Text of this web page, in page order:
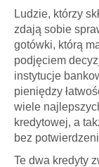
Ludzie, którzy
zdają sobie
gotówki, którą
podjęciem
instytucje
pieniędzy
wiele
kredytowej, a
bez
Te dwa kredyty